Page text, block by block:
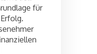
für